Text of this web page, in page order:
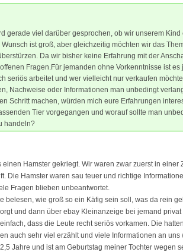
gerade viel darüber gesprochen, ob wir unserem
ist groß, aber gleichzeitig möchten wir das
Da wir bisher keine Erfahrung mit der
Fragen.Für jemanden ohne Vorkenntnisse ist es
seriös arbeitet und wer vielleicht nur verkaufen
Nachweise oder Informationen man unbedingt
Schritt machen, würden mich eure Erfahrungen
Tier vorgegangen und worauf sollte man
handeln?
einen Hamster gekriegt. Wir waren zwar zuerst in
Die Hamster waren sau teuer und richtige
Fragen blieben unbeantwortet.
belesen, wie groß so ein Käfig sein soll, was da rein
und dann über ebay Kleinanzeige bei jemand
dass die Leute recht seriös vorkamen. Die
auch sehr viel erzählt und viele Informationen an uns
Jahre und ist am Geburtstag meiner Tochter wegen